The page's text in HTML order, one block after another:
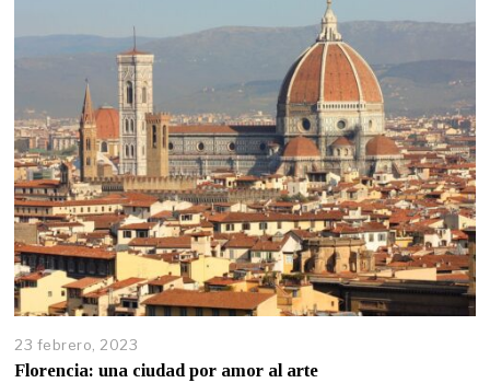
23 febrero, 2023
Florencia: una ciudad por amor al arte